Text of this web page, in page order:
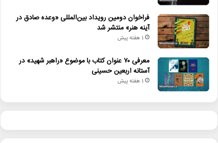
فراخوان دومین رویداد بین‌المللی «وعده صادق در
آینه هنر» منتشر شد
1 هفته پیش
معرفی ۷۰ عنوان کتاب با موضوع «راهبر شهید» در
آستانه اربعین حسینی
1 هفته پیش